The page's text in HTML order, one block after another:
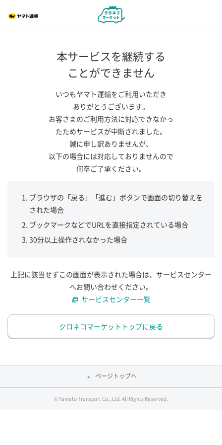
本サービスを継続する
ことができません
いつもヤマト運輸をご利用いただき
ありがとうございます。
お客さまのご利用方法に対応できなかっ
たためサービスが中断されました。
誠に申し訳ありませんが、
以下の場合には対応しておりませんので
何卒ご了承ください。
ブラウザの「戻る」「進む」ボタンで画面の切り替えを
された場合
ブックマークなどでURLを直接指定されている場合
30分以上操作されなかった場合
上記に該当せずこの画面が表示された場合は、サービスセンター
へお問い合わせください。
サービスセンター一覧
クロネコマーケットトップに戻る
ページトップへ
© Yamato Transport Co., Ltd. All Rights Reserved.